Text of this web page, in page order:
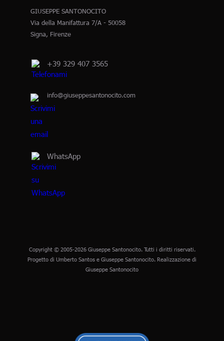
GIUSEPPE SANTONOCITO
Via della Manifattura 7/A - 50058
Signa, Firenze
+39 329 407 3565
info@giuseppesantonocito.com
WhatsApp
Copyright © 2005-2026 Giuseppe Santonocito. Tutti i diritti riservati.
Progetto di Umberto Santos e Giuseppe Santonocito. Realizzazione di
Giuseppe Santonocito